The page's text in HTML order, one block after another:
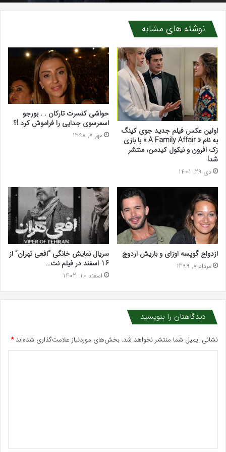
رسید
نوشته های مشابه
اولین عکس فیلم جدید جوی کینگ
به نام « A Family Affair » با بازی
زک افرون و نیکول کیدمن، منتشر
شد!
دی 29, 1401
حواشی کنسرت تارکان . . بورجو
اسمرسوی جدایی را فراموش کرد !؟
مهر 7, 1398
ازدواج گوپسه اوزای و باریش اردوچ
مرداد 8, 1399
سریال نمایش خانگی “افعی تهران” از
16 اسفند در فیلم نت…
اسفند 10, 1402
دیدگاهتان را بنویسید
نشانی ایمیل شما منتشر نخواهد شد. بخش‌های موردنیاز علامت‌گذاری شده‌اند*
*